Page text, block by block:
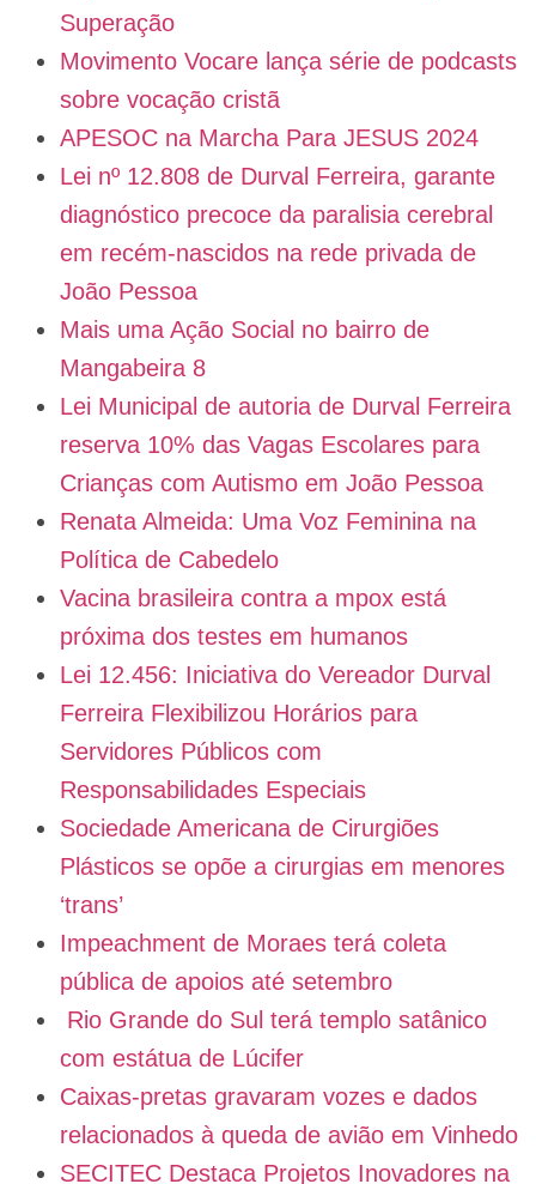
Superação
Movimento Vocare lança série de podcasts
sobre vocação cristã
APESOC na Marcha Para JESUS 2024
Lei nº 12.808 de Durval Ferreira, garante
diagnóstico precoce da paralisia cerebral
em recém-nascidos na rede privada de
João Pessoa
Mais uma Ação Social no bairro de
Mangabeira 8
Lei Municipal de autoria de Durval Ferreira
reserva 10% das Vagas Escolares para
Crianças com Autismo em João Pessoa
Renata Almeida: Uma Voz Feminina na
Política de Cabedelo
Vacina brasileira contra a mpox está
próxima dos testes em humanos
Lei 12.456: Iniciativa do Vereador Durval
Ferreira Flexibilizou Horários para
Servidores Públicos com
Responsabilidades Especiais
Sociedade Americana de Cirurgiões
Plásticos se opõe a cirurgias em menores
‘trans’
Impeachment de Moraes terá coleta
pública de apoios até setembro
Rio Grande do Sul terá templo satânico
com estátua de Lúcifer
Caixas-pretas gravaram vozes e dados
relacionados à queda de avião em Vinhedo
SECITEC Destaca Projetos Inovadores na